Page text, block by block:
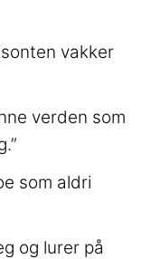
vakker
verden som
som aldri
og lurer på